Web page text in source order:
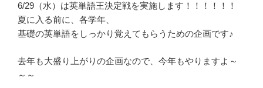
6/29（水）は英単語王決定戦を実施します！！！！！！
夏に入る前に、各学年、
基礎の英単語をしっかり覚えてもらうための企画です♪
去年も大盛り上がりの企画なので、今年もやりますよ～
～～